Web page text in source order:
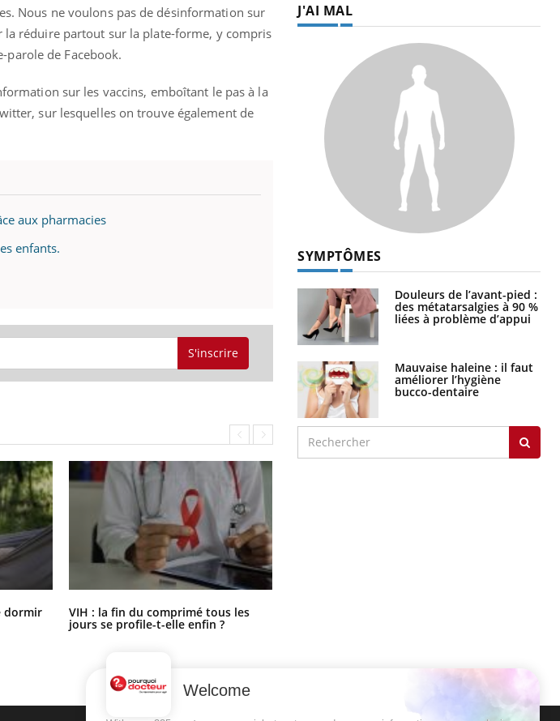
Nous ne voulons pas de désinformation sur
réduire partout sur la plate-forme, y compris
parole de Facebook.
sur les vaccins, emboîtant le pas à la
sur lesquelles on trouve également de
aux pharmacies
enfants.
S'inscrire
dormir VIH : la fin du comprimé tous les
jours se profile-t-elle enfin ?
J'AI MAL
SYMPTÔMES
Douleurs de l’avant-pied :
des métatarsalgies à 90 %
liées à problème d’appui
Mauvaise haleine : il faut
améliorer l’hygiène
bucco-dentaire
Welcome